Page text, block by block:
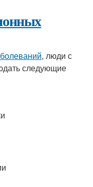
, люди с
следующие